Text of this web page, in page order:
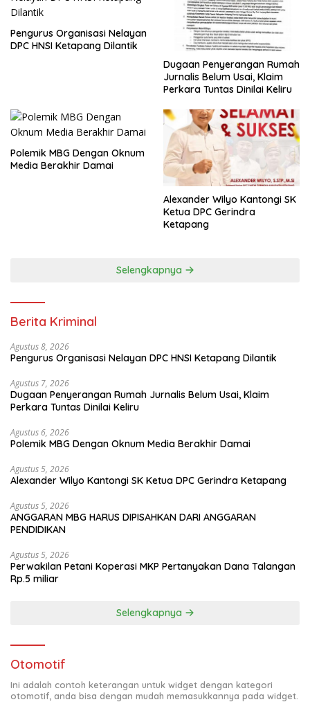
Pengurus Organisasi Nelayan
DPC HNSI Ketapang Dilantik
Dugaan Penyerangan Rumah
Jurnalis Belum Usai, Klaim
Perkara Tuntas Dinilai Keliru
Polemik MBG Dengan Oknum
Media Berakhir Damai
Alexander Wilyo Kantongi SK
Ketua DPC Gerindra
Ketapang
Selengkapnya
Berita Kriminal
Agustus 8, 2026
Pengurus Organisasi Nelayan DPC HNSI Ketapang Dilantik
Agustus 7, 2026
Dugaan Penyerangan Rumah Jurnalis Belum Usai, Klaim
Perkara Tuntas Dinilai Keliru
Agustus 6, 2026
Polemik MBG Dengan Oknum Media Berakhir Damai
Agustus 5, 2026
Alexander Wilyo Kantongi SK Ketua DPC Gerindra Ketapang
Agustus 5, 2026
ANGGARAN MBG HARUS DIPISAHKAN DARI ANGGARAN
PENDIDIKAN
Agustus 5, 2026
Perwakilan Petani Koperasi MKP Pertanyakan Dana Talangan
Rp.5 miliar
Selengkapnya
Otomotif
Ini adalah contoh keterangan untuk widget dengan kategori
otomotif, anda bisa dengan mudah memasukkannya pada widget.